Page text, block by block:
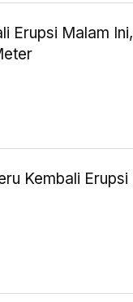
Erupsi Malam Ini,
Kembali Erupsi